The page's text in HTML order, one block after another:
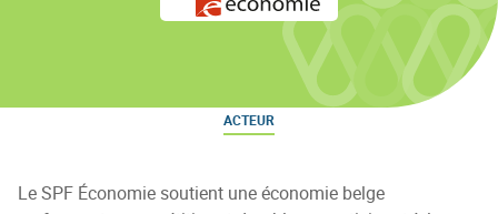
SPF economie
ACTEUR
Le SPF Économie soutient une économie belge